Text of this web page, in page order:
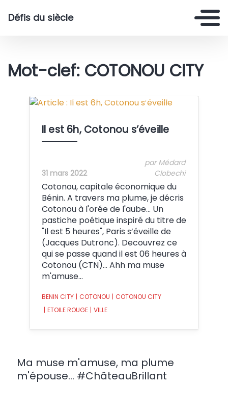
Défis du siècle
Mot-clef: COTONOU CITY
Crédit: Photo by bbrunyck via Iwaria
Il est 6h, Cotonou s’éveille
31 mars 2022
par Médard
Clobechi
Cotonou, capitale économique du
Bénin. A travers ma plume, je décris
Cotonou à l'orée de l'aube... Un
pastiche poétique inspiré du titre de
"Il est 5 heures", Paris s’éveille de
(Jacques Dutronc). Decouvrez ce
qui se passe quand il est 06 heures à
Cotonou (CTN)... Ahh ma muse
m'amuse...
BENIN CITY | COTONOU | COTONOU CITY
| ETOILE ROUGE | VILLE
Ma muse m'amuse, ma plume
m'épouse... #ChâteauBrillant